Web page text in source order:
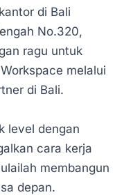
di Bali
No.320,
ragu untuk
melalui
di Bali.
level dengan
cara kerja
membangun
depan.